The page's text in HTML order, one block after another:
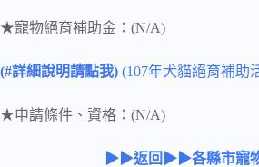
★寵物絕育補助金：(N/A)
(#詳細說明請點我) (107年犬貓絕育補助
★申請條件、資格：(N/A)
▶▶返回▶▶各縣市寵